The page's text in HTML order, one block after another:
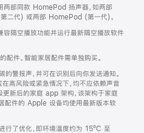
部同款 HomePod 扬声器，如两部
二代) 或两部 HomePod (第一代)。
隔空播放功能并运行最新隔空播放软件
件。智能家居配件需单独购买。
警报声，并可在识别后向你发送通知。
高风险或紧急情况下，均不应依赖声音
更新后的家庭 app 架构，该架构于家庭
配件的 Apple 设备均使用最新版本软
行了优化，即环境温度约为 15ºC 至